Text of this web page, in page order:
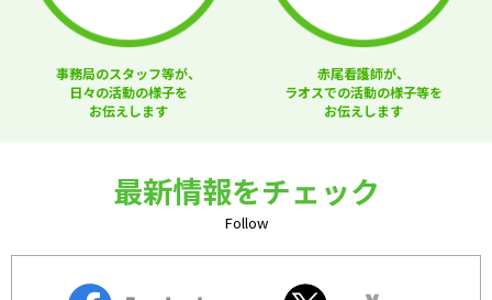
事務局のスタッフ等が、
日々の活動の様子を
お伝えします
赤尾看護師が、
ラオスでの活動の様子等を
お伝えします
最新情報をチェック
Follow